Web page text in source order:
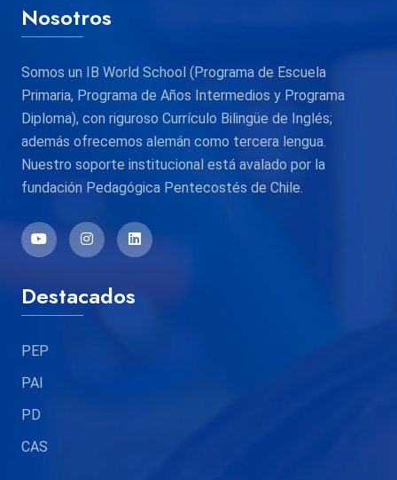
Nosotros
Somos un IB World School (Programa de Escuela
Primaria, Programa de Años Intermedios y Programa
Diploma), con riguroso Currículo Bilingüe de Inglés;
además ofrecemos alemán como tercera lengua.
Nuestro soporte institucional está avalado por la
fundación Pedagógica Pentecostés de Chile.
Destacados
PEP
PAI
PD
CAS